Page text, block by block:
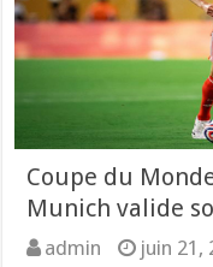
Coupe du
Munich valide
admin juin 21,